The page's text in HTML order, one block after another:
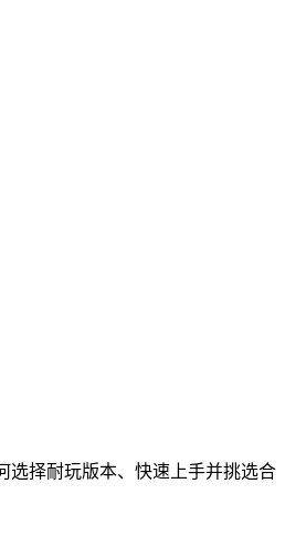
选择耐玩版本、快速上手并挑选合